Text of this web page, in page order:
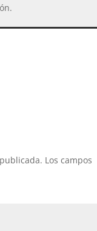
Los campos